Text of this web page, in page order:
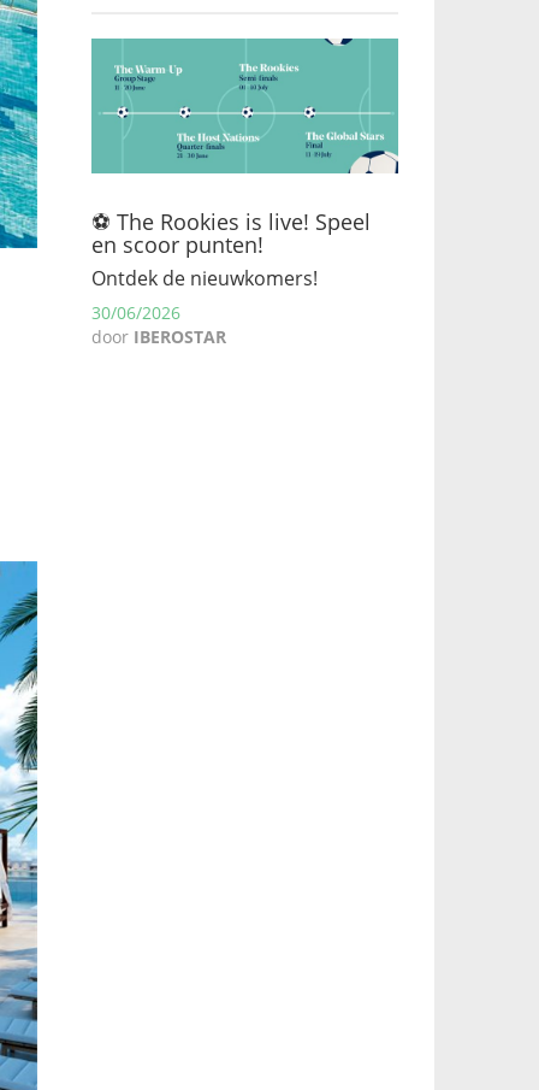
⚽ The Rookies is live! Speel
en scoor punten!
Ontdek de nieuwkomers!
30/06/2026
door IBEROSTAR